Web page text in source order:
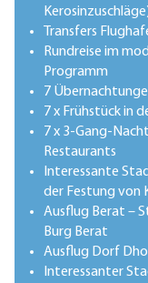
Transfers
Rundreise im
Programm
7
7 x Frühstück in
7 x 3-Gang-
Restaurants
Interessante
der Festung von
Ausflug Berat –
Burg Berat
Ausflug Dorf
Interessanter